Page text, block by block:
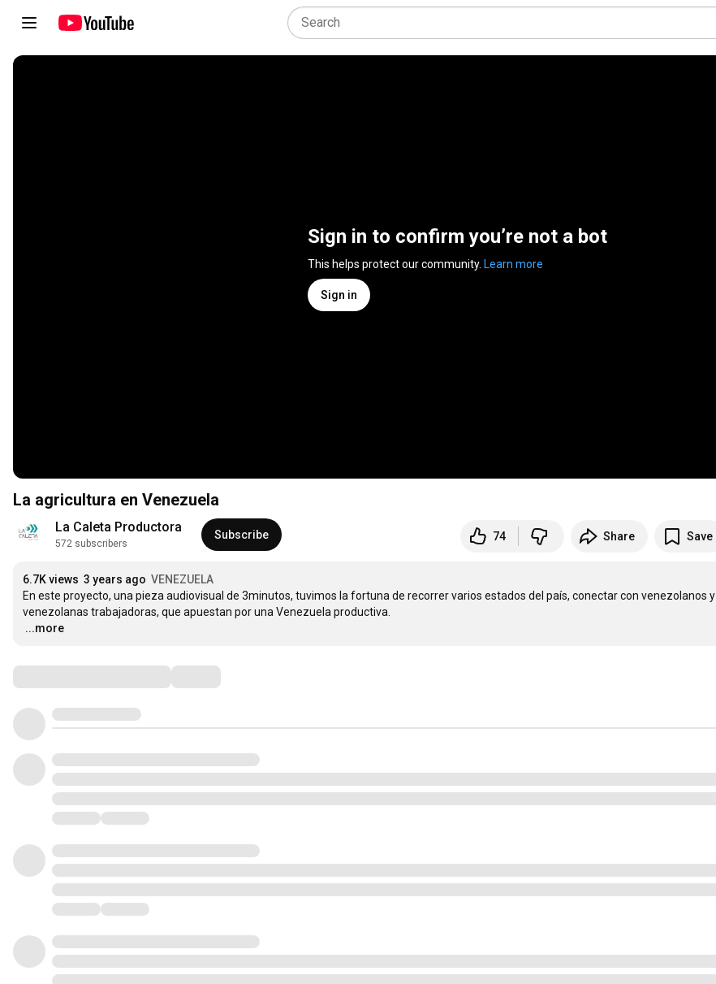
Sign in to confirm you’re not a bot
This helps protect our community. Learn more
Sign in
La agricultura en Venezuela
La Caleta Productora
572 subscribers
Subscribe 74 Share Save
6.7K views 3 years ago VENEZUELA
En este proyecto, una pieza audiovisual de 3minutos, tuvimos la fortuna de recorrer varios estados del país, conectar con venezolanos y
…
...more